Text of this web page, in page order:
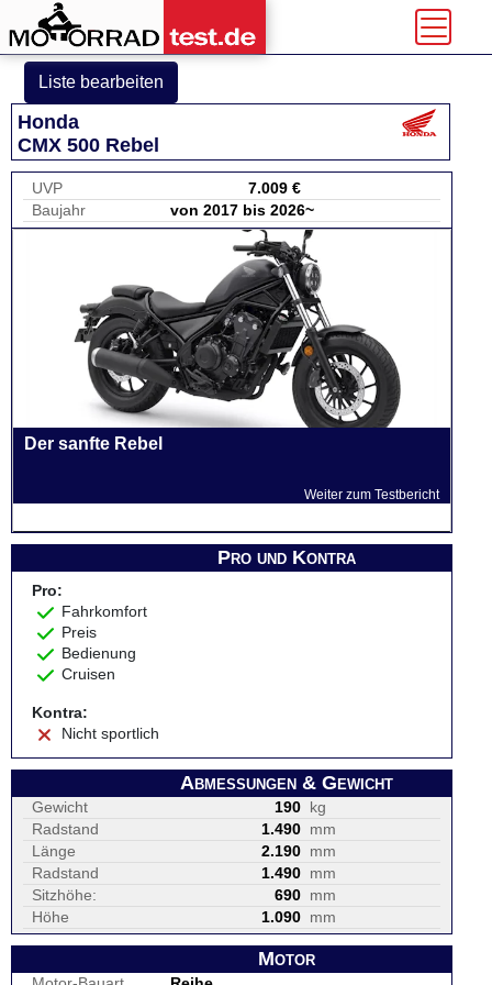
Liste bearbeiten
Honda
CMX 500 Rebel
UVP
7.009 €
Baujahr
von 2017 bis 2026~
Der sanfte Rebel
Weiter zum Testbericht
Pro und Kontra
Pro:
Fahrkomfort
Preis
Bedienung
Cruisen
Kontra:
Nicht sportlich
Abmessungen & Gewicht
Gewicht 190 kg
Radstand
1.490 mm
Länge
2.190 mm
Radstand
1.490 mm
Sitzhöhe:
690 mm
Höhe
1.090 mm
Motor